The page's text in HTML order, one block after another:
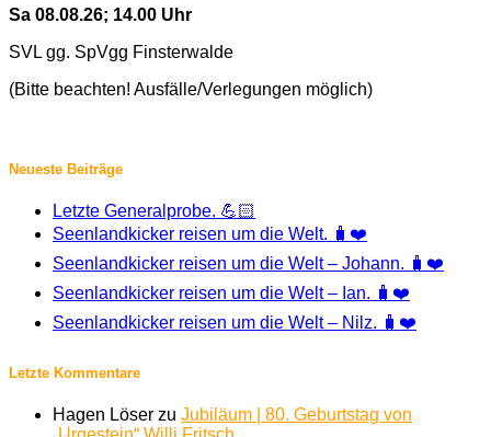
Sa 08.08.26; 14.00 Uhr
SVL gg. SpVgg Finsterwalde
(Bitte beachten! Ausfälle/Verlegungen möglich)
Neueste Beiträge
Letzte Generalprobe. 💪🏻
Seenlandkicker reisen um die Welt. 🧳❤️
Seenlandkicker reisen um die Welt – Johann. 🧳❤️
Seenlandkicker reisen um die Welt – Ian. 🧳❤️
Seenlandkicker reisen um die Welt – Nilz. 🧳❤️
Letzte Kommentare
Hagen Löser zu Jubiläum | 80. Geburtstag von